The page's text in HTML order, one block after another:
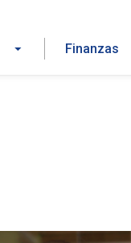
Finanzas